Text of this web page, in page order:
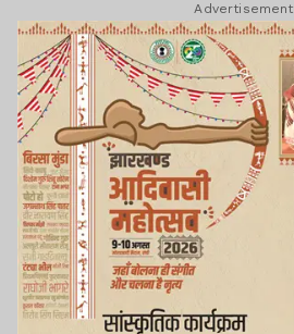
Advertisement